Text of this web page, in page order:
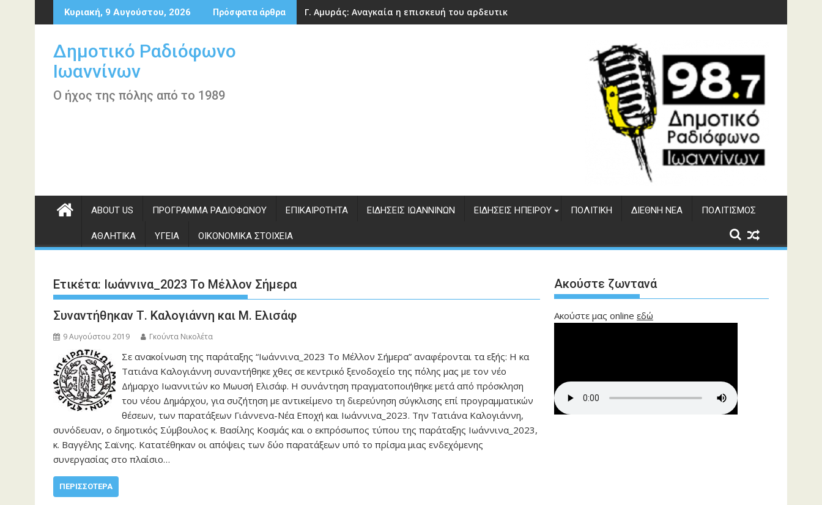
Περάστε
στο
Κυριακή, 9 Αυγούστου, 2026 Πρόσφατα άρθρα Γ. Αμυράς: Αναγκαία η επισκευή του αρδευτικού φράγματος Αώου
Δημοτικό Ραδιόφωνο
Ιωαννίνων
Ο ήχος της πόλης από το 1989
ABOUT US ΠΡΌΓΡΑΜΜΑ ΡΑΔΙΟΦΏΝΟΥ ΕΠΙΚΑΙΡΌΤΗΤΑ ΕΙΔΉΣΕΙΣ ΙΩΑΝΝΊΝΩΝ ΕΙΔΉΣΕΙΣ ΗΠΕΊΡΟΥ ΠΟΛΙΤΙΚΉ ΔΙΕΘΝΉ ΝΈΑ ΠΟΛΙΤΙΣΜΌΣ
ΑΘΛΗΤΙΚΆ ΥΓΕΊΑ ΟΙΚΟΝΟΜΙΚΆ ΣΤΟΙΧΕΊΑ
Ετικέτα: Ιωάννινα_2023 Το Mέλλον Σήμερα
Συναντήθηκαν Τ. Καλογιάννη και Μ. Ελισάφ
9 Αυγούστου 2019 Γκούντα Νικολέτα
Σε ανακοίνωση της παράταξης “Ιωάννινα_2023 Το Μέλλον Σήμερα” αναφέρονται τα εξής: Η κα
Τατιάνα Καλογιάννη συναντήθηκε χθες σε κεντρικό ξενοδοχείο της πόλης μας με τον νέο
Δήμαρχο Ιωαννιτών κο Μωυσή Ελισάφ. H συνάντηση πραγματοποιήθηκε μετά από πρόσκληση
του νέου Δημάρχου, για συζήτηση με αντικείμενο τη διερεύνηση σύγκλισης επί προγραμματικών
θέσεων, των παρατάξεων Γιάννενα-Νέα Εποχή και Ιωάννινα_2023. Την Τατιάνα Καλογιάννη,
συνόδευαν, ο δημοτικός Σύμβουλος κ. Βασίλης Κοσμάς και ο εκπρόσωπος τύπου της παράταξης Ιωάννινα_2023,
κ. Βαγγέλης Σαϊνης. Κατατέθηκαν οι απόψεις των δύο παρατάξεων υπό το πρίσμα μιας ενδεχόμενης
συνεργασίας στο πλαίσιο…
ΠΕΡΙΣΣΌΤΕΡΑ
Ακούστε ζωντανά
Ακούστε μας online εδώ